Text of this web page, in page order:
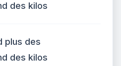
des kilos
plus des
des kilos